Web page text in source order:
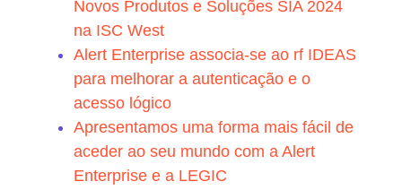
Novos Produtos e Soluções SIA 2024
na ISC West
Alert Enterprise associa-se ao rf IDEAS
para melhorar a autenticação e o
acesso lógico
Apresentamos uma forma mais fácil de
aceder ao seu mundo com a Alert
Enterprise e a LEGIC